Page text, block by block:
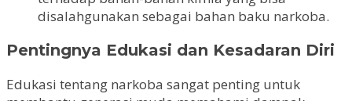
disalahgunakan sebagai bahan baku narkoba.
Pentingnya Edukasi dan Kesadaran Diri
Edukasi tentang narkoba sangat penting untuk